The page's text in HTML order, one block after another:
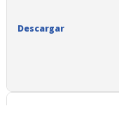
Descargar